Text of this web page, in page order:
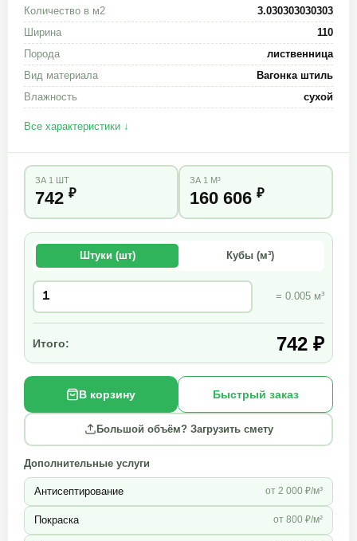
Количество в м2
3.030303030303
Ширина
110
Порода
лиственница
Вид материала
Вагонка штиль
Влажность
сухой
Все характеристики ↓
ЗА 1 ШТ
742 ₽
ЗА 1 М³
160 606 ₽
Штуки (шт) Кубы (м³)
= 0.005 м³
Итого: 742 ₽
В корзину Быстрый заказ
Большой объём? Загрузить смету
Дополнительные услуги
Антисептирование от 2 000 ₽/м³
Покраска от 800 ₽/м²